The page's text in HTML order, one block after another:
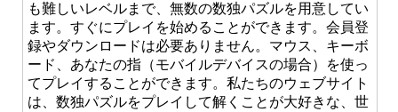
も難しいレベルまで、無数の数独パズルを用意してい
ます。すぐにプレイを始めることができます。会員登
録やダウンロードは必要ありません。マウス、キーボ
ード、あなたの指（モバイルデバイスの場合）を使っ
てプレイすることができます。私たちのウェブサイト
は、数独パズルをプレイして解くことが大好きな、世